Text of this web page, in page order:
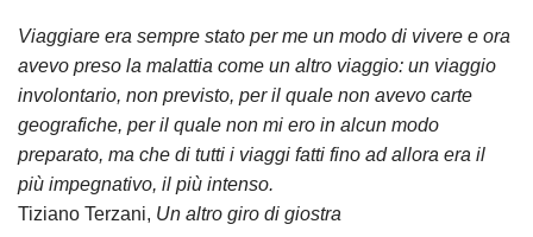
Viaggiare era sempre stato per me un modo di vivere e ora
avevo preso la malattia come un altro viaggio: un viaggio
involontario, non previsto, per il quale non avevo carte
geografiche, per il quale non mi ero in alcun modo
preparato, ma che di tutti i viaggi fatti fino ad allora era il
più impegnativo, il più intenso.
Tiziano Terzani, Un altro giro di giostra